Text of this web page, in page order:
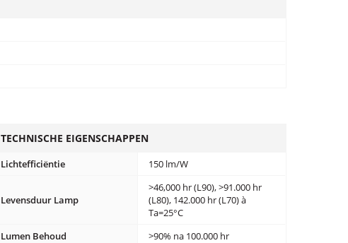
TECHNISCHE EIGENSCHAPPEN
Lichtefficiëntie 150 lm/W
Levensduur Lamp
>46,000 hr (L90), >91.000 hr
(L80), 142.000 hr (L70) à
Ta=25°C
Lumen Behoud
>90% na 100.000 hr